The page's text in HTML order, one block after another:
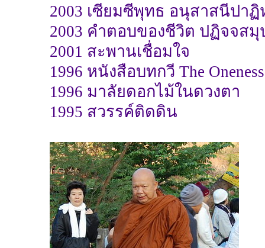
2003 เซียมซีพุทธ อนุสาสนีปาฏิ
2003 คำตอบของชีวิต ปฏิจจสมุ
2001 สะพานเชื่อมใจ
1996 หนังสือบทกวี The Oneness
1996 มาลัยดอกไม้ในดวงตา
1995 สวรรค์ติดดิน